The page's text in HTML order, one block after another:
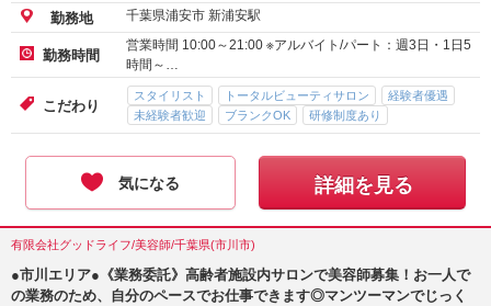
勤務地 千葉県浦安市 新浦安駅
勤務時間
営業時間 10:00～21:00 ※アルバイト/パート：週3日・1日5
時間～…
こだわり
スタイリスト トータルビューティサロン
経験者優遇
未経験者歓迎
ブランクOK 研修制度あり
気になる 詳細を見る
有限会社グッドライフ/美容師/千葉県(市川市)
●市川エリア●《業務委託》高齢者施設内サロンで美容師募集！お一人で
の業務のため、自分のペースでお仕事できます◎マンツーマンでじっく